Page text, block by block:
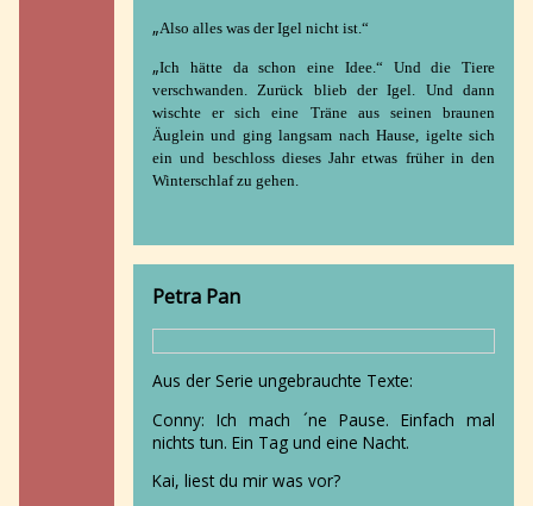
„Also alles was der Igel nicht ist.“
„Ich hätte da schon eine Idee.“ Und die Tiere
verschwanden. Zurück blieb der Igel. Und dann
wischte er sich eine Träne aus seinen braunen
Äuglein und ging langsam nach Hause, igelte sich
ein und beschloss dieses Jahr etwas früher in den
Winterschlaf zu gehen.
Petra Pan
Aus der Serie ungebrauchte Texte:
Conny:Ich mach ´ne Pause. Einfach mal
nichts tun. Ein Tag und eine Nacht.
Kai, liest du mir was vor?